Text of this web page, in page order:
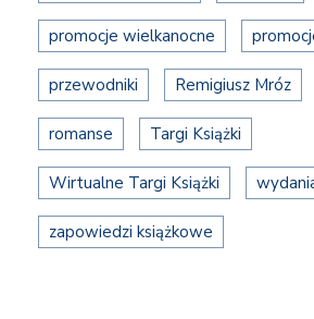
promocje wielkanocne
przewodniki Remigiusz Mróz
romanse Targi Książki
Wirtualne Targi Książki
zapowiedzi książkowe